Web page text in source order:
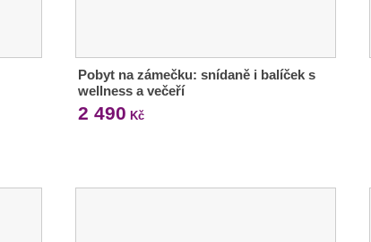
Pobyt na zámečku: snídaně i balíček s
wellness a večeří
2 490 Kč